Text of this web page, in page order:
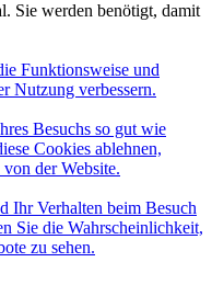
Sie werden benötigt, damit
Funktionsweise und
Nutzung verbessern.
Besuchs so gut wie
Cookies ablehnen,
der Website.
Ihr Verhalten beim Besuch
Sie die Wahrscheinlichkeit,
zu sehen.